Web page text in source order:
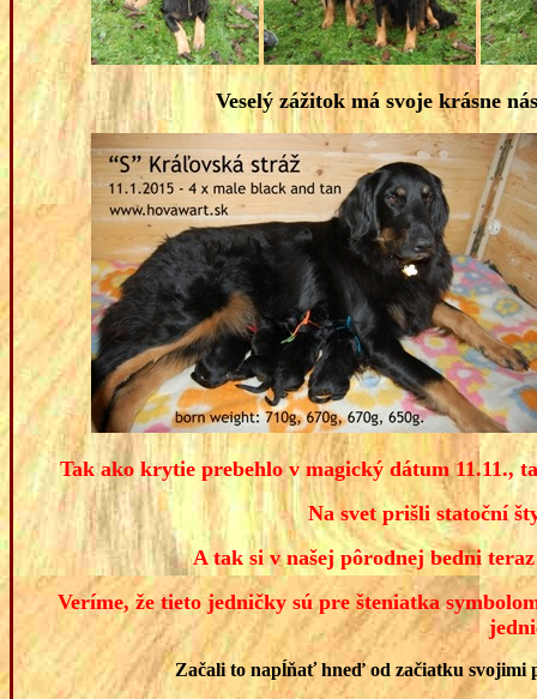
Veselý zážitok má svoje krásne
Tak ako krytie prebehlo v magický dátum 11.11.,
Na svet prišli statoční
A tak si v našej pôrodnej bedni
Veríme, že tieto jedničky sú pre šteniatka
Začali to napĺňať hneď od začiatku svojimi